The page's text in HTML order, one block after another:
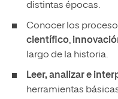
distintas épocas.
Conocer los
científico,
largo de la historia.
Leer, analizar e
herramientas